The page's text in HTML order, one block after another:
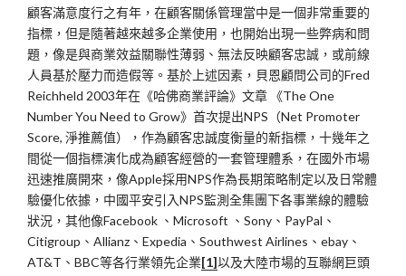
顧客滿意度行之有年，在顧客關係管理當中是一個非常重要的
指標，但是隨著越來越多企業使用，也開始出現一些弊病和問
題，像是與商業效益關聯性薄弱、無法反映顧客忠誠，或前線
人員基於壓力而造假等。基於上述因素，貝恩顧問公司的Fred
Reichheld 2003年在《哈佛商業評論》文章 《The One
Number You Need to Grow》首次提出NPS（Net Promoter
Score, 淨推薦值），作為顧客忠誠度衡量的新指標，十幾年之
間從一個指標演化成為顧客經營的一套管理體系，在國外市場
迅速推廣開來，像Apple採用NPS作為長期策略制定以及日常體
驗優化依據，中國平安引入NPS監測全集團下各事業線的體驗
狀況，其他像Facebook 、Microsoft 、Sony、PayPal、
Citigroup、Allianz、Expedia、Southwest Airlines、ebay、
AT&T、BBC等各行業領先企業[1]以及大陸市場的互聯網巨頭